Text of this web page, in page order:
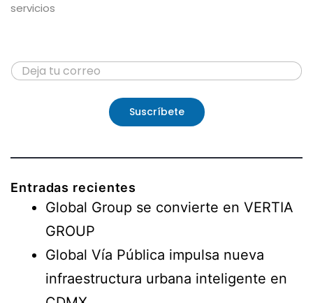
servicios
C
o
r
r
e
C
o
Suscríbete
Entradas recientes
Global Group se convierte en VERTIA
GROUP
Global Vía Pública impulsa nueva
infraestructura urbana inteligente en